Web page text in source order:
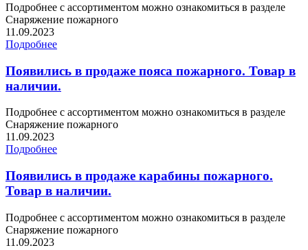
Подробнее с ассортиментом можно ознакомиться в разделе
Снаряжение пожарного
11.09.2023
Подробнее
Появились в продаже пояса пожарного. Товар в
наличии.
Подробнее с ассортиментом можно ознакомиться в разделе
Снаряжение пожарного
11.09.2023
Подробнее
Появились в продаже карабины пожарного.
Товар в наличии.
Подробнее с ассортиментом можно ознакомиться в разделе
Снаряжение пожарного
11.09.2023